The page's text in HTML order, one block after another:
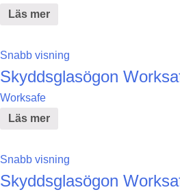
Läs mer
Snabb visning
Skyddsglasögon
Worksafe
Läs mer
Snabb visning
Skyddsglasögon